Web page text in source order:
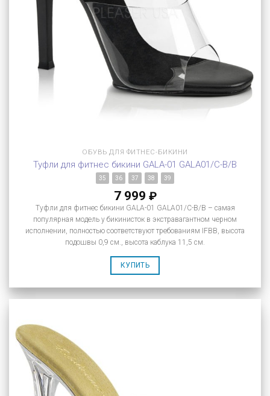
ОБУВЬ ДЛЯ ФИТНЕС-БИКИНИ
Туфли для фитнес бикини GALA-01 GALA01/C-B/B
35 36 37 38 39
7 999 ₽
Туфли для фитнес бикини GALA-01 GALA01/C-B/B – самая
популярная модель у бикинисток в экстравагантном черном
исполнении, полностью соответствуют требованиям IFBB, высота
подошвы 0,9 см., высота каблука 11,5 см.
КУПИТЬ